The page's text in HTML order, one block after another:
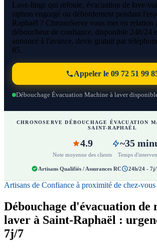
Lave-linge qui refoule, évacuation de lave-
siphon engorgé ou débordement pendant
Raphaël ? ChronoServe vous met en relation
déboucheur de confiance, disponible 24h/24
annoncé à l'avance, devis gratuit par
85.
Appeler le 09 72 51 99
Débouchage Évacuation Machine à laver
CHRONOSERVE DÉBOUCHAGE ÉVACUATION
SAINT-RAPHAËL
4.9
Note moyenne des clients
~35
Temps
Artisans Qualifiés / Assurances RC 24h/24 -
Artisans de Confiance à proximité de chez-vous
Débouchage d'évacuation de
laver à Saint-Raphaël :
7j/7